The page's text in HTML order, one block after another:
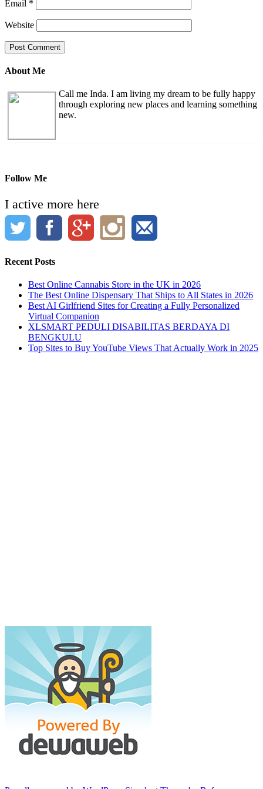
Email *
Website
About Me
Call me Inda. I am living my dream to be fully happy
through exploring new places and learning something
new.
Follow Me
I active more here
Recent Posts
Best Online Cannabis Store in the UK in 2026
The Best Online Dispensary That Ships to All States in 2026
Best AI Girlfriend Sites for Creating a Fully Personalized
Virtual Companion
XLSMART PEDULI DISABILITAS BERDAYA DI
BENGKULU
Top Sites to Buy YouTube Views That Actually Work in 2025